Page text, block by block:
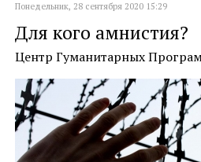
Понедельник, 28 сентября 2020 15:29
Для кого амнистия?
Центр Гуманитарных